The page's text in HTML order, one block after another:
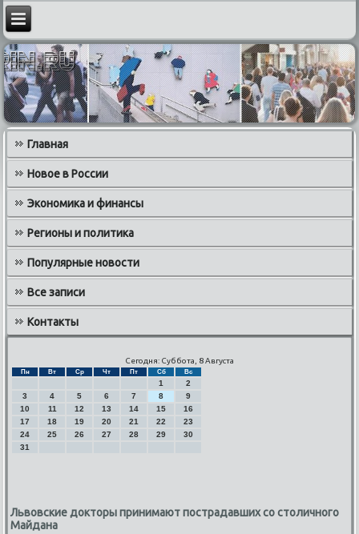
Главная
Новое в России
Экономика и финансы
Регионы и политика
Популярные новости
Все записи
Контакты
Сегодня: Суббота, 8 Августа
Пн Вт Ср Чт Пт Сб Вс
1
2
3
4 5 6 7 8
9
10
11 12 13 14 15
16
17
18 19 20 21 22
23
24
25 26 27 28 29
30
31
Львовские докторы принимают пострадавших со столичного
Майдана